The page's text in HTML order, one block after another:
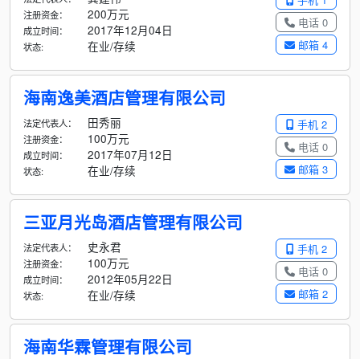
电话 0
邮箱 4
注册资金： 200万元
成立时间： 2017年12月04日
状态: 在业/存续
海南逸美酒店管理有限公司
手机 2
电话 0
邮箱 3
法定代表人： 田秀丽
注册资金： 100万元
成立时间： 2017年07月12日
状态: 在业/存续
三亚月光岛酒店管理有限公司
手机 2
电话 0
邮箱 2
法定代表人： 史永君
注册资金： 100万元
成立时间： 2012年05月22日
状态: 在业/存续
海南华霖管理有限公司